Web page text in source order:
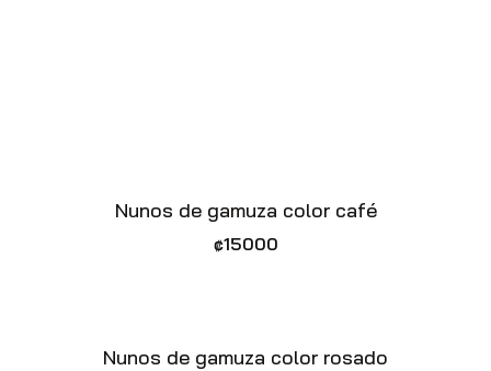
Nunos de gamuza color café
₡15000
Nunos de gamuza color rosado